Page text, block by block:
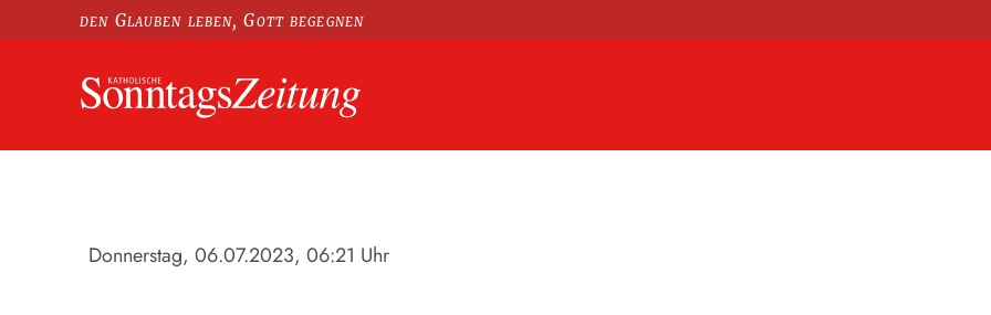
den Glauben leben, Gott begegnen
Donnerstag, 06.07.2023, 06:21 Uhr